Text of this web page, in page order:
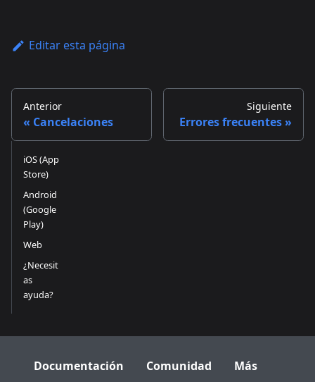
Editar esta página
Anterior
Cancelaciones
Siguiente
Errores frecuentes
iOS (App
Store)
Android
(Google
Play)
Web
¿Necesit
as
ayuda?
Documentación Comunidad Más